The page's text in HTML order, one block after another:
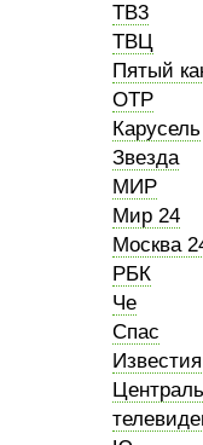
ТВ3
ТВЦ
Пятый
ОТР
Карусель
Звезда
МИР
Мир 24
Москва
РБК
Че
Спас
Известия